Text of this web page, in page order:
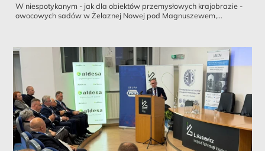
W niespotykanym - jak dla obiektów przemysłowych krajobrazie -
owocowych sadów w Żelaznej Nowej pod Magnuszewem,...